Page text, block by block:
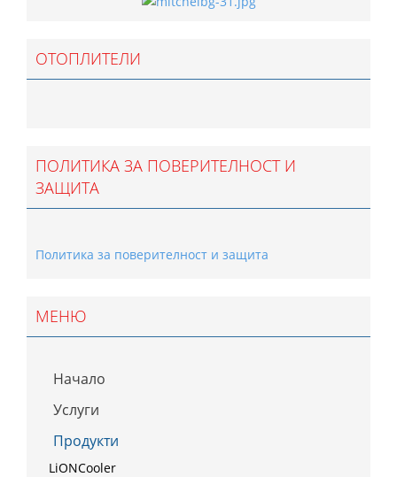
ОТОПЛИТЕЛИ
ПОЛИТИКА ЗА ПОВЕРИТЕЛНОСТ И
ЗАЩИТА
Политика за поверителност и защита
МЕНЮ
Начало
Услуги
Продукти
LiONCooler